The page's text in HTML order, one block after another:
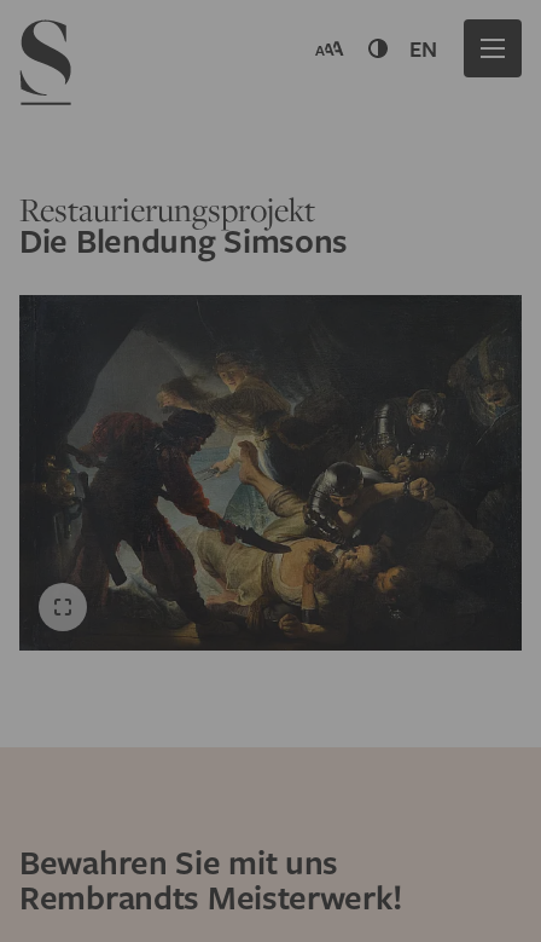
Navigation menu
EN
Restaurierungsprojekt
Die Blendung Simsons
Bewahren Sie mit uns
Rembrandts Meisterwerk!